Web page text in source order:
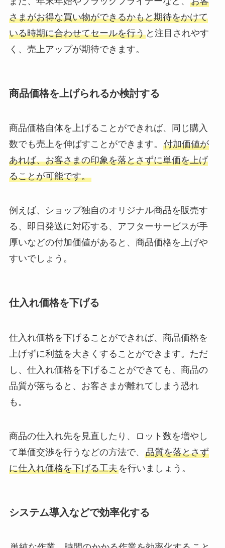
さまがお得な買い物ができるかもと期待をかけて
いる時期に合わせてセールを行うと注目されやす
く、売上アップが期待できます。
商品価格を上げられるか検討する
商品価格自体を上げることができれば、同じ購入
数でも売上を伸ばすことができます。 付加価値が
あれば、お客さまの印象を落とさずに単価を上げ
ることが可能です。
例えば、ショップ独自のオリジナル商品を販売す
る、即日発送に対応する、アフターサービスが手
厚いなどの付加価値があると、商品価格を上げや
すいでしょう。
仕入れ価格を下げる
仕入れ価格を下げることができれば、商品価格を
上げずに利益を大きくすることができます。ただ
し、仕入れ価格を下げることができても、商品の
品質が落ちると、お客さまが離れてしまう恐れ
も。
商品の仕入れ先を見直したり、ロット数を増やし
て単価交渉を行うなどの方法で、 品質を落とさず
に仕入れ価格を下げる工夫を行いましょう。
システム導入などで効率化する